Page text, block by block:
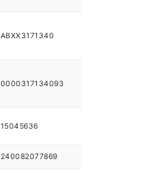
ABXX3171340
0000317134093
15045636
240082077869